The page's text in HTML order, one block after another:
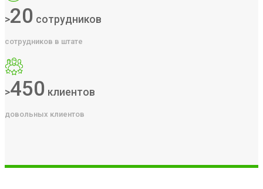
>20 сотрудников
сотрудников в штате
>450 клиентов
довольных клиентов